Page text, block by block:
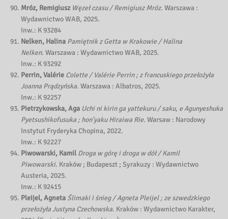
Mróz, Remigiusz Węzeł czasu / Remigiusz Mróz.Warszawa :
Wydawnictwo WAB, 2025.
Inw.: K 93284
Nelken, Halina Pamiętnik z Getta w Krakowie / Halina
Nelken.Warszawa : Wydawnictwo WAB, 2025.
Inw.: K 93292
Perrin, Valérie Colette / Valérie Perrin ; z francuskiego przełożyła
Joanna Prądzyńska.Warszawa : Albatros, 2025.
Inw.: K 92257
Pietrzykowska, Aga Uchi ni kirin ga yattekuru / saku, e Agunyeshuka
Pyetsushikofusuka ; hon’yaku Hiraiwa Rie.Warsaw : Narodowy
Instytut Fryderyka Chopina, 2022.
Inw.: K 92227
Piwowarski, Kamil Droga w górę i droga w dół / Kamil
Piwowarski. Kraków ; Budapeszt ; Syrakuzy : Wydawnictwo
Austeria, 2025.
Inw.: K 92415
Pleijel, Agneta Ślimaki i śnieg / Agneta Pleijel ; ze szwedzkiego
przełożyła Justyna Czechowska. Kraków : Wydawnictwo Karakter,